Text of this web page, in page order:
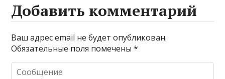
Добавить комментарий
Ваш адрес email не будет опубликован.
Обязательные поля помечены*